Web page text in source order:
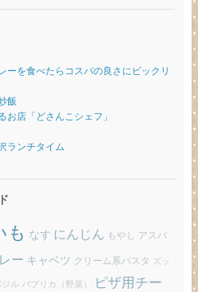
ーを食べたらコスパの良さにビックリ
飯
店「どさんこシェフ」
ランチタイム
も なす にんじん もやし アスパ
ー キャベツ クリーム系パスタ ズッ
ジル パプリカ（野菜）
ピザ用チー